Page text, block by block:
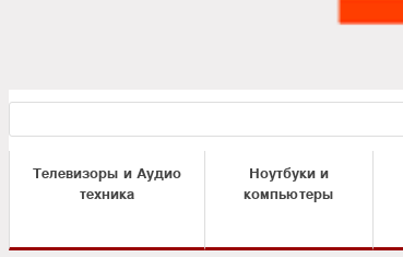
Телевизоры и Аудио
техника
Ноутбуки и
компьютеры